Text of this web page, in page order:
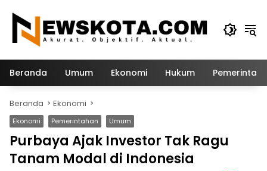
konten
Beranda Umum Ekonomi Hukum
Beranda Ekonomi
Ekonomi Pemerintahan Umum
Purbaya Ajak Investor Tak Ragu
Tanam Modal di Indonesia